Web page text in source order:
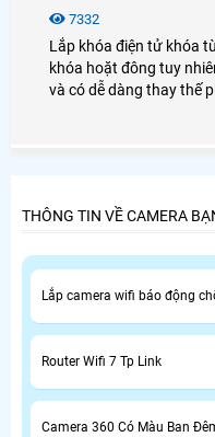
7332
Lắp khóa điện tử khóa
khóa hoặt đông tuy
và có dễ dàng thay thế
THÔNG TIN VỀ CAMERA
Lắp camera wifi báo động
Router Wifi 7 Tp Link
Camera 360 Có Màu Ban